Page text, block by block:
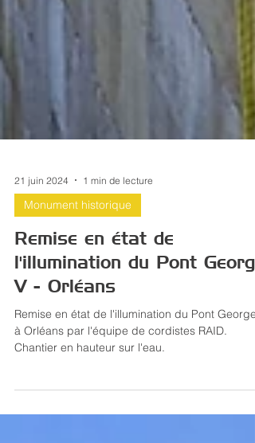
21 juin 2024 1 min de lecture
Monument historique
Remise en état de
l'illumination du Pont George
V - Orléans
à Orléans par l'équipe de cordistes RAID.